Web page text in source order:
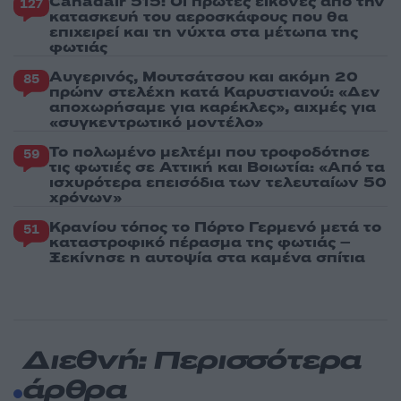
127
κατασκευή του αεροσκάφους που θα
επιχειρεί και τη νύχτα στα μέτωπα της
φωτιάς
85 Αυγερινός, Μουτσάτσου και ακόμη 20
πρώην στελέχη κατά Καρυστιανού: «Δεν
αποχωρήσαμε για καρέκλες», αιχμές για
«συγκεντρωτικό μοντέλο»
59 Το πολωμένο μελτέμι που τροφοδότησε
τις φωτιές σε Αττική και Βοιωτία: «Από τα
ισχυρότερα επεισόδια των τελευταίων 50
χρόνων»
51 Κρανίου τόπος το Πόρτο Γερμενό μετά το
καταστροφικό πέρασμα της φωτιάς –
Ξεκίνησε η αυτοψία στα καμένα σπίτια
Διεθνή: Περισσότερα
άρθρα